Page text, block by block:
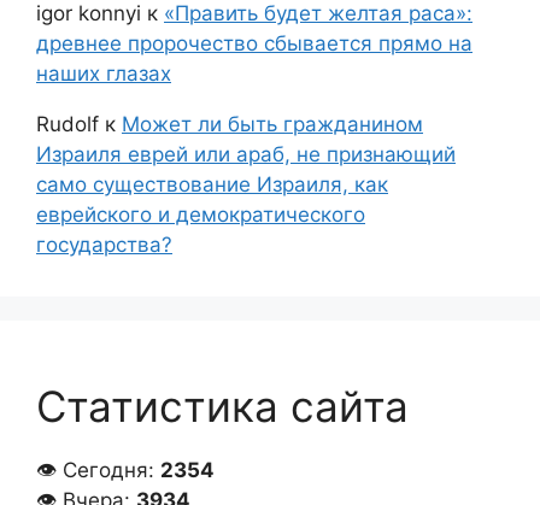
igor konnyi к «Править будет желтая раса»:
древнее пророчество сбывается прямо на
наших глазах
Rudolf к Может ли быть гражданином
Израиля еврей или араб, не признающий
само существование Израиля, как
еврейского и демократического
государства?
Статистика сайта
👁 Сегодня: 2354